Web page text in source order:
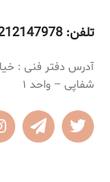
تلفن: 9212147978 پشتیبانی
آدرس دفتر فنی :
شفاپی – واحد 1